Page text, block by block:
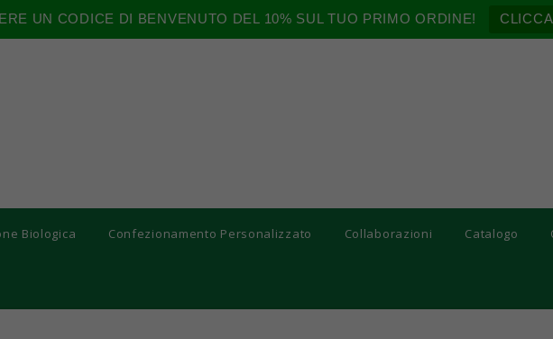
UN CODICE DI BENVENUTO DEL 10% SUL TUO PRIMO ORDINE!
Biologica Confezionamento Personalizzato Collaborazioni Catalogo